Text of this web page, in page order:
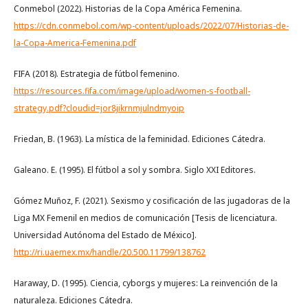
Conmebol (2022). Historias de la Copa América Femenina.
https://cdn.conmebol.com/wp-content/uploads/2022/07/Historias-de-
la-Copa-America-Femenina.pdf
FIFA (2018). Estrategia de fútbol femenino.
https://resources.fifa.com/image/upload/women-s-football-
strategy.pdf?cloudid=jor8jikrnmjulndmyoip
Friedan, B. (1963). La mística de la feminidad. Ediciones Cátedra.
Galeano. E. (1995). El fútbol a sol y sombra. Siglo XXI Editores.
Gómez Muñoz, F. (2021). Sexismo y cosificación de las jugadoras de la
Liga MX Femenil en medios de comunicación [Tesis de licenciatura.
Universidad Autónoma del Estado de México].
http://ri.uaemex.mx/handle/20.500.11799/138762
Haraway, D. (1995). Ciencia, cyborgs y mujeres: La reinvención de la
naturaleza. Ediciones Cátedra.